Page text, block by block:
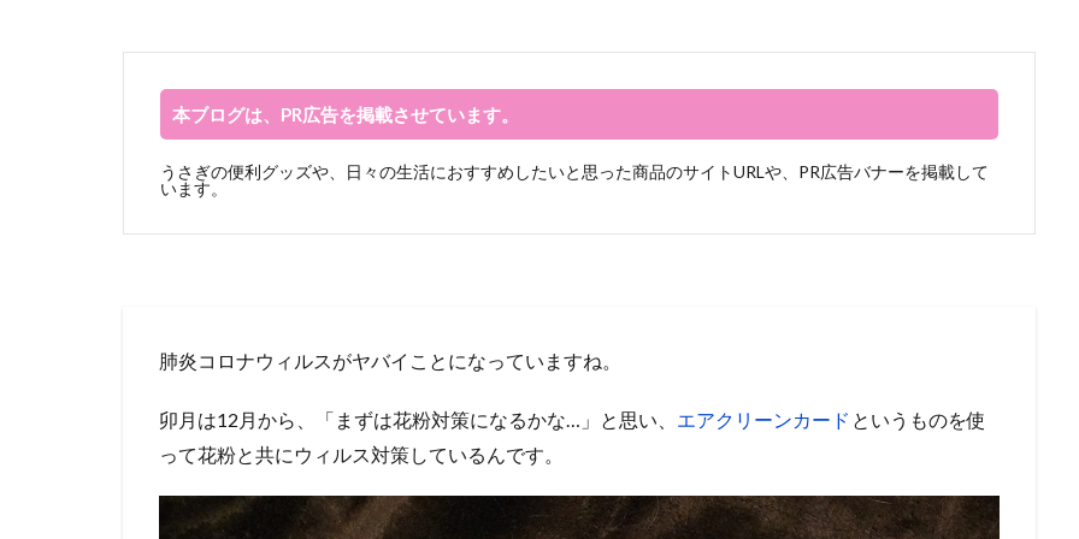
本ブログは、PR広告を掲載させています。
うさぎの便利グッズや、日々の生活におすすめしたいと思った商品のサイトURLや、PR広告バナーを掲載して
います。
肺炎コロナウィルスがヤバイことになっていますね。
卯月は12月から、「まずは花粉対策になるかな…」と思い、 エアクリーンカード というものを使
って花粉と共にウィルス対策しているんです。